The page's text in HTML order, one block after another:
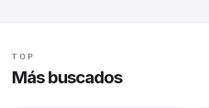
TOP
Más buscados